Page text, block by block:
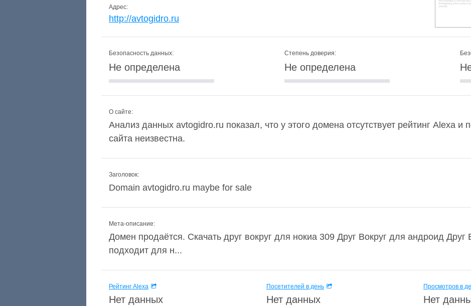
Адрес:
http://avtogidro.ru
Безопасность данных:
Не определена
Степень доверия:
Не определена
О сайте:
Анализ данных avtogidro.ru показал, что у этого домена отсутствует рейтинг Alexa и
сайта неизвестна.
Заголовок:
Domain avtogidro.ru maybe for sale
Мета-описание:
Домен продаётся. Скачать друг вокруг для нокиа 309 Друг Вокруг для андроид Друг
подходит для н...
Рейтинг Alexa
Нет данных
Посетителей в день
Нет данных
Просмотров в
Нет